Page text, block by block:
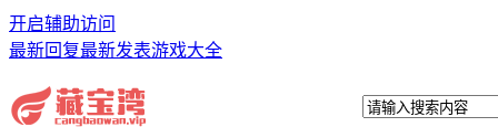
开启辅助访问
最新回复最新发表游戏大全